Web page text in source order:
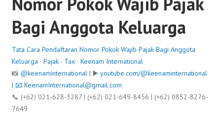
Bagi Anggota Keluarga
Tata Cara Pendaftaran Nomor Pokok Wajib Pajak Bagi Anggota
Keluarga · Pajak - Tax · Keenam International
📸 @keenaminternational | ▶️ youtube.com/@keenaminternational
| 📧 KeenamInternational@gmail.com
📞 (+62) 021-628-3287 | (+62) 021-649-8456 | (+62) 0852-8276-
7649